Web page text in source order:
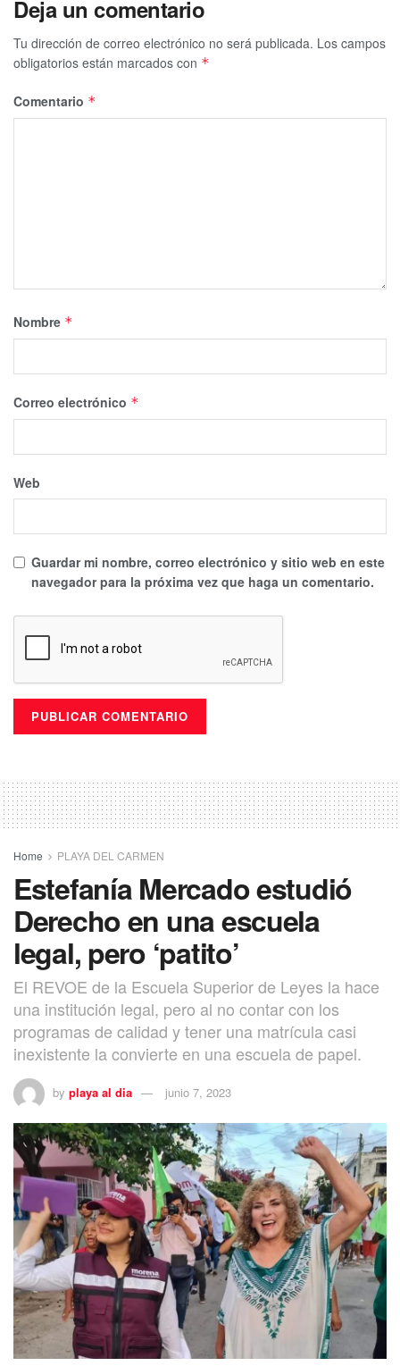
Deja un comentario
Tu dirección de correo electrónico no será publicada. Los campos
obligatorios están marcados con *
Comentario *
Nombre *
Correo electrónico *
Web
Guardar mi nombre, correo electrónico y sitio web en este
navegador para la próxima vez que haga un comentario.
Home PLAYA DEL CARMEN
Estefanía Mercado estudió
Derecho en una escuela
legal, pero ‘patito’
El REVOE de la Escuela Superior de Leyes la hace
una institución legal, pero al no contar con los
programas de calidad y tener una matrícula casi
inexistente la convierte en una escuela de papel.
by playa al dia junio 7, 2023